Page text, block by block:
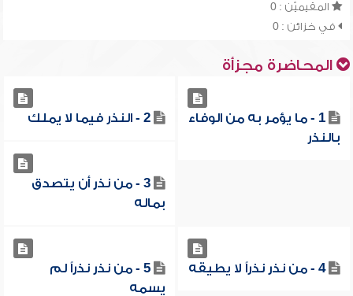
المقيميّن : 0
في خزائن : 0
المحاضرة مجزأة
1 - ما يؤمر به من الوفاء
بالنذر
2 - النذر فيما لا يملك
3 - من نذر أن يتصدق
بماله
4 - من نذر نذراً لا يطيقه
5 - من نذر نذراً لم
يسمه